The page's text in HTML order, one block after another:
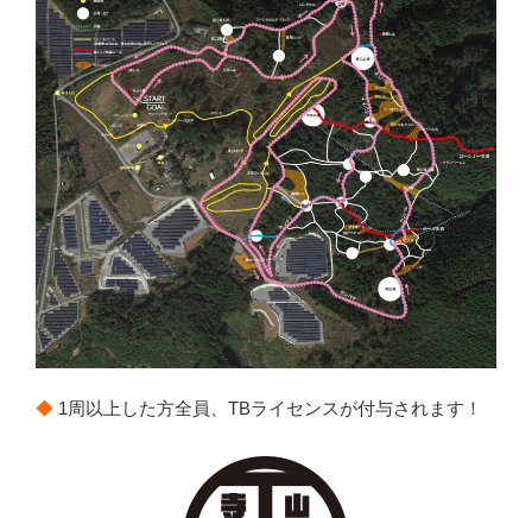
◆ 1周以上した方全員、TBライセンスが付与されます！